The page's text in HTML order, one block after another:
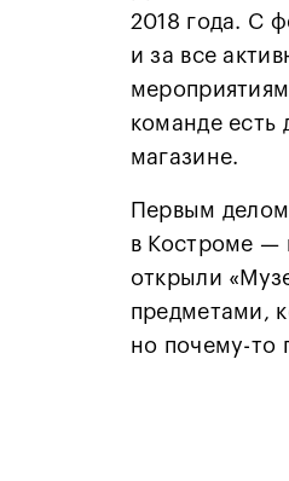
2018 года. С
и за все
команде есть
магазине.
Первым делом
в Костроме —
открыли
предметами,
но почему-то